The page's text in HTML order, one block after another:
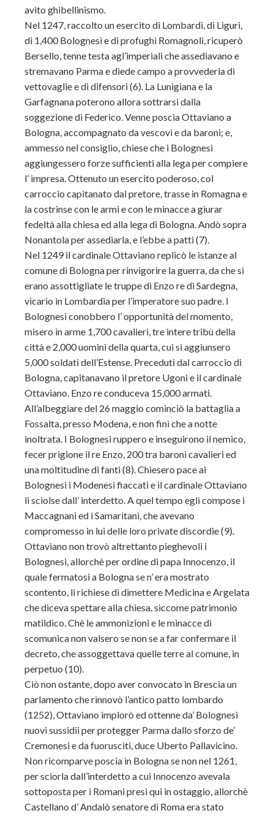
avito ghibellinismo.
Nel 1247, raccolto un esercito di Lombardi, di Liguri,
di 1,400 Bolognesi e di profughi Romagnoli, ricuperò
Bersello, tenne testa agl’imperiali che assediavano e
stremavano Parma e diede campo a provvederla di
vettovaglie e di difensori (6). La Lunigiana e la
Garfagnana poterono allora sottrarsi dalla
soggezione di Federico. Venne poscia Ottaviano a
Bologna, accompagnato da vescovi e da baroni; e,
ammesso nel consiglio, chiese che i Bolognesi
aggiungessero forze sufficienti alla lega per compiere
l’ impresa. Ottenuto un esercito poderoso, col
carroccio capitanato dal pretore, trasse in Romagna e
la costrinse con le armi e con le minacce a giurar
fedeltà alla chiesa ed alla lega di Bologna. Andò sopra
Nonantola per assediarla, e l’ebbe a patti (7).
Nel 1249 il cardinale Ottaviano replicò le istanze al
comune di Bologna per rinvigorire la guerra, da che si
erano assottigliate le truppe di Enzo re di Sardegna,
vicario in Lombardia per l’imperatore suo padre. I
Bolognesi conobbero l’ opportunità del momento,
misero in arme 1,700 cavalieri, tre intere tribù della
città e 2,000 uomini della quarta, cui si aggiunsero
5,000 soldati dell’Estense. Preceduti dal carroccio di
Bologna, capitanavano il pretore Ugoni e il cardinale
Ottaviano. Enzo re conduceva 15,000 armati.
All’albeggiare del 26 maggio cominciò la battaglia a
Fossalta, presso Modena, e non finì che a notte
inoltrata. I Bolognesi ruppero e inseguirono il nemico,
fecer prigione il re Enzo, 200 tra baroni cavalieri ed
una moltitudine di fanti (8). Chiesero pace ai
Bolognesi i Modenesi fiaccati e il cardinale Ottaviano
li sciolse dall’ interdetto. A quel tempo egli compose i
Maccagnani ed i Samaritani, che avevano
compromesso in lui delle loro private discordie (9).
Ottaviano non trovò altrettanto pieghevoli i
Bolognesi, allorchè per ordine di papa Innocenzo, il
quale fermatosi a Bologna se n’ era mostrato
scontento, li richiese di dimettere Medicina e Argelata
che diceva spettare alla chiesa, siccome patrimonio
matildico. Chè le ammonizioni e le minacce di
scomunica non valsero se non se a far confermare il
decreto, che assoggettava quelle terre al comune, in
perpetuo (10).
Ciò non ostante, dopo aver convocato in Brescia un
parlamento che rinnovò l’antico patto lombardo
(1252), Ottaviano implorò ed ottenne da’ Bolognesi
nuovi sussidii per protegger Parma dallo sforzo de’
Cremonesi e da fuorusciti, duce Uberto Pallavicino.
Non ricomparve poscia in Bologna se non nel 1261,
per sciorla dall’interdetto a cui Innocenzo avevala
sottoposta per i Romani presi qui in ostaggio, allorchè
Castellano d’ Andalò senatore di Roma era stato